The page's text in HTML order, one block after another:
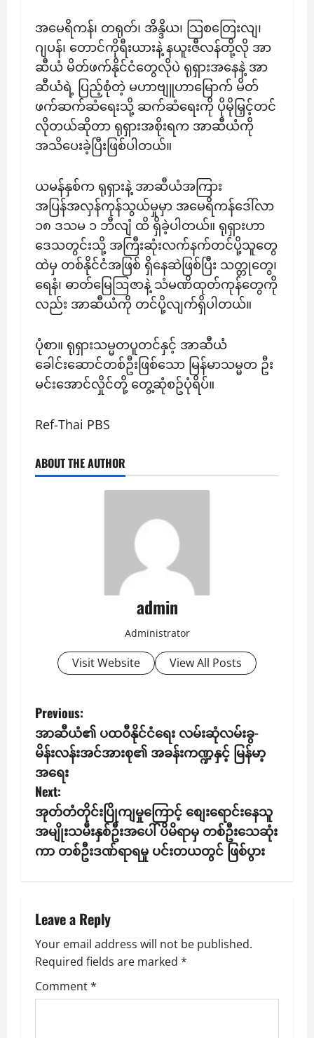
အမေရိကန်၊ တရုတ်၊ အိန္ဒိယ၊ သြစတြေးလျ၊
ဂျပန်၊ တောင်ကိုရီးယားနဲ့ နယူးဇီလန်တို့လို အာ
ဆီယံ မိတ်ဖက်နိုင်ငံတွေလိုပဲ ရုရှားအနေနဲ့ အာ
ဆီယံရဲ့ ပြည့်စုံတဲ့ မဟာဗျူဟာမြောက် မိတ်
ဖက်ဆက်ဆံရေးသို့ ဆက်ဆံရေးကို ပိုမိုမြှင့်တင်
လိုတယ်ဆိုတာ ရုရှားအစိုးရက အာဆီယံကို
အသိပေးခဲ့ပြီးဖြစ်ပါတယ်။
ယမန်နှစ်က ရုရှားနဲ့ အာဆီယံအကြား
အပြန်အလှန်ကုန်သွယ်မှုမှာ အမေရိကန်ဒေါ်လာ
၁၈ ဒသမ ၁ ဘီလျံ ထိ ရှိခဲ့ပါတယ်။ ရုရှားဟာ
ဒေသတွင်းသို့ အကြီးဆုံးလက်နက်တင်ပို့သူတွေ
ထဲမှ တစ်နိုင်ငံအဖြစ် ရှိနေဆဲဖြစ်ပြီး သတ္တုတွေ၊
ရေနံ၊ ဓာတ်မြေဩဇာနဲ့ သံမဏိထုတ်ကုန်တွေကို
လည်း အာဆီယံကို တင်ပို့လျက်ရှိပါတယ်။
ပုံစာ။ ရုရှားသမ္မတပူတင်နှင့် အာဆီယံ
ခေါင်းဆောင်တစ်ဦးဖြစ်သော မြန်မာသမ္မတ ဦး
မင်းအောင်လှိုင်တို့ တွေ့ဆုံစဥ်ပုံရိပ်။
Ref-Thai PBS
ABOUT THE AUTHOR
admin
Administrator
Visit Website View All Posts
P
o
s
t
n
a
i
g
a
Previous:
​အာဆီယံ၏ ပထဝီနိုင်ငံရေး လမ်းဆုံလမ်းခွ-
မိန်းလန်းအင်အားစု၏ အခန်းကဏ္ဍနှင့် မြန်မာ့
အရေး
Next:
အုတ်တံတိုင်းပြိုကျမှုကြောင့် စျေးရောင်းနေသူ
အမျိုးသမီးနှစ်ဦးအပေါ် ပိမိရာမှ တစ်ဦးသေဆုံး
ကာ တစ်ဦးဒဏ်ရာရမှု ပင်းတယတွင် ဖြစ်ပွား
Leave a Reply
Your email address will not be published.
Required fields are marked *
Comment*